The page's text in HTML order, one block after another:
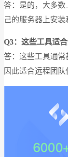
答：是的，大多数
己的服务器上安装
Q3：这些工具适
答：这些工具通常
因此适合远程团队